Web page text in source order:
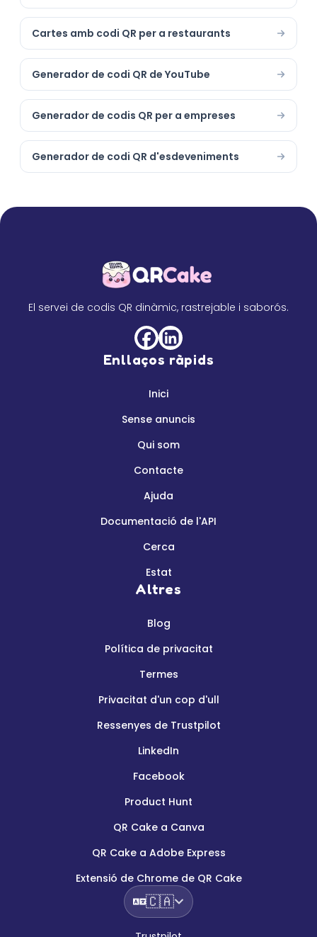
Cartes amb codi QR per a restaurants
Generador de codi QR de YouTube
Generador de codis QR per a empreses
Generador de codi QR d'esdeveniments
El servei de codis QR dinàmic, rastrejable i saborós.
Enllaços ràpids
Inici
Sense anuncis
Qui som
Contacte
Ajuda
Documentació de l'API
Cerca
Estat
Altres
Blog
Política de privacitat
Termes
Privacitat d'un cop d'ull
Ressenyes de Trustpilot
LinkedIn
Facebook
Product Hunt
QR Cake a Canva
QR Cake a Adobe Express
Extensió de Chrome de QR Cake
🇨🇦